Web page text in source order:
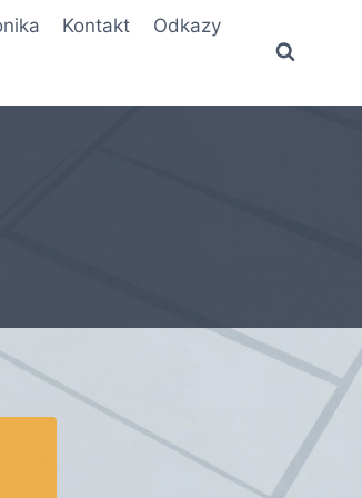
Kontakt Odkazy